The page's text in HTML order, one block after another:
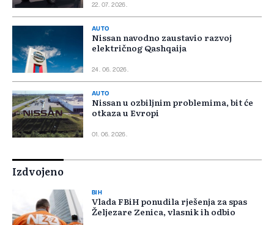
22. 07. 2026.
AUTO
Nissan navodno zaustavio razvoj
električnog Qashqaija
24. 06. 2026.
AUTO
Nissan u ozbiljnim problemima, bit će
otkaza u Evropi
01. 06. 2026.
Izdvojeno
BIH
Vlada FBiH ponudila rješenja za spas
Željezare Zenica, vlasnik ih odbio